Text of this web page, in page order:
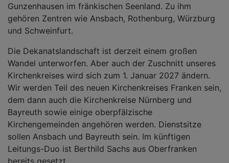
Gunzenhausen im fränkischen Seenland. Zu ihm
gehören Zentren wie Ansbach, Rothenburg, Würzburg
und Schweinfurt.
Die Dekanatslandschaft ist derzeit einem großen
Wandel unterworfen. Aber auch der Zuschnitt unseres
Kirchenkreises wird sich zum 1. Januar 2027 ändern.
Wir werden Teil des neuen Kirchenkreises Franken sein,
dem dann auch die Kirchenkreise Nürnberg und
Bayreuth sowie einige oberpfälzische
Kirchengemeinden angehören werden. Dienstsitze
sollen Ansbach und Bayreuth sein. Im künftigen
Leitungs-Duo ist Berthild Sachs aus Oberfranken
bereits gesetzt.